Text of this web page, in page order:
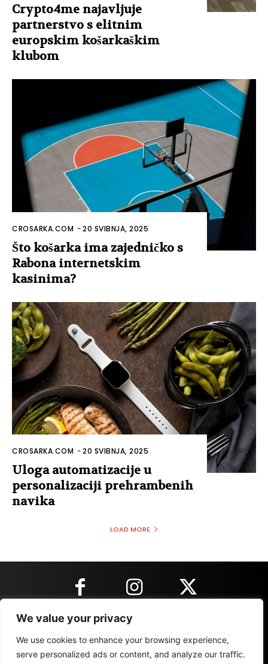
We value your privacy
We use cookies to enhance your browsing experience,
serve personalized ads or content, and analyze our traffic.
Crypto4me najavljuje
partnerstvo s elitnim
europskim košarkaškim
klubom
CROSARKA.COM -20 SVIBNJA, 2025
Što košarka ima zajedničko s
Rabona internetskim
kasinima?
CROSARKA.COM -20 SVIBNJA, 2025
Uloga automatizacije u
personalizaciji prehrambenih
navika
LOAD MORE
KONTAKT INFORMACIJE